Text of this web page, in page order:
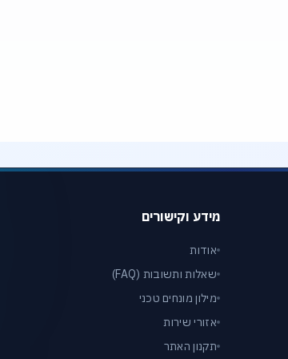
מידע וקישורים
אודות
שאלות ותשובות (FAQ)
מילון מונחים טכני
אזורי שירות
תקנון האתר